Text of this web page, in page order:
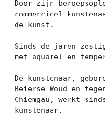
Door zijn
commercieel
de kunst.
Sinds de jaren
met aquarel en
De kunstenaar,
Beierse Woud en
Chiemgau, werkt
kunstenaar.